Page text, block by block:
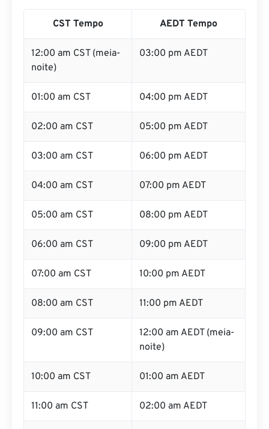
CST Tempo AEDT Tempo
12:00 am CST (meia-
noite)
03:00 pm AEDT
01:00 am CST 04:00 pm AEDT
02:00 am CST 05:00 pm AEDT
03:00 am CST 06:00 pm AEDT
04:00 am CST 07:00 pm AEDT
05:00 am CST 08:00 pm AEDT
06:00 am CST 09:00 pm AEDT
07:00 am CST 10:00 pm AEDT
08:00 am CST 11:00 pm AEDT
09:00 am CST
12:00 am AEDT (meia-
noite)
10:00 am CST 01:00 am AEDT
11:00 am CST 02:00 am AEDT